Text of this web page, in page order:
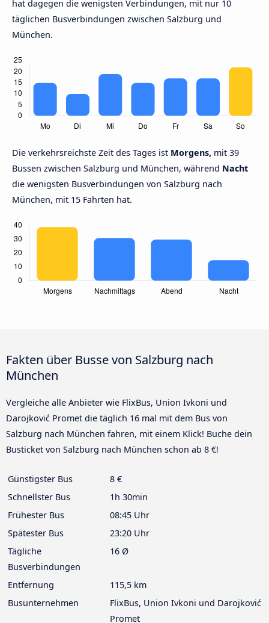
hat dagegen die wenigsten Verbindungen, mit nur 10
täglichen Busverbindungen zwischen Salzburg und
München.
Die verkehrsreichste Zeit des Tages ist Morgens, mit 39
Bussen zwischen Salzburg und München, während Nacht
die wenigsten Busverbindungen von Salzburg nach
München, mit 15 Fahrten hat.
Fakten über Busse von Salzburg nach
München
Vergleiche alle Anbieter wie FlixBus, Union Ivkoni und
Darojković Promet die täglich 16 mal mit dem Bus von
Salzburg nach München fahren, mit einem Klick! Buche dein
Busticket von Salzburg nach München schon ab 8 €!
Günstigster Bus
8 €
Schnellster Bus
1h 30min
Frühester Bus
08:45 Uhr
Spätester Bus
23:20 Uhr
Tägliche
Busverbindungen
16 Ø
Entfernung
115,5 km
Busunternehmen
FlixBus, Union Ivkoni und Darojković
Promet